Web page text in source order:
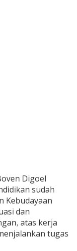
Digoel
sudah
Kebudayaan
dan
atas kerja
tugas